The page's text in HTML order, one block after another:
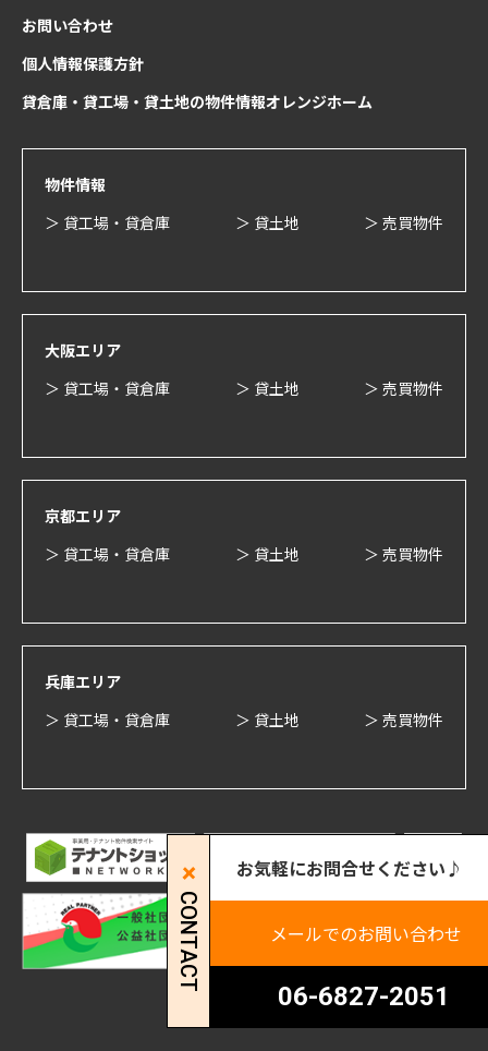
CONTACT
お気軽にお問合せください♪
メールでのお問い合わせ
06-6827-2051
お問い合わせ
個人情報保護方針
貸倉庫・貸工場・貸土地の物件情報オレンジホーム
物件情報
＞ 貸工場・貸倉庫
＞ 貸土地 ＞ 売買物件
大阪エリア
＞ 貸工場・貸倉庫
＞ 貸土地 ＞ 売買物件
京都エリア
＞ 貸工場・貸倉庫
＞ 貸土地 ＞ 売買物件
兵庫エリア
＞ 貸工場・貸倉庫
＞ 貸土地 ＞ 売買物件